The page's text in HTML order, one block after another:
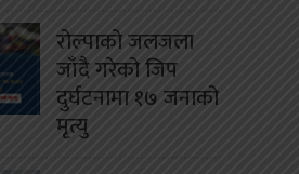
रोल्पाको जलजला
जाँदै गरेको जिप
दुर्घटनामा १७ जनाको
मृत्यु